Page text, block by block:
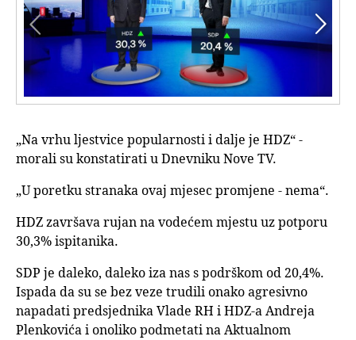


„Na vrhu ljestvice popularnosti i dalje je HDZ“ -
morali su konstatirati u Dnevniku Nove TV.
„U poretku stranaka ovaj mjesec promjene - nema“.
HDZ završava rujan na vodećem mjestu uz potporu
30,3% ispitanika.
SDP je daleko, daleko iza nas s podrškom od 20,4%.
Ispada da su se bez veze trudili onako agresivno
napadati predsjednika Vlade RH i HDZ-a Andreja
Plenkovića i onoliko podmetati na Aktualnom